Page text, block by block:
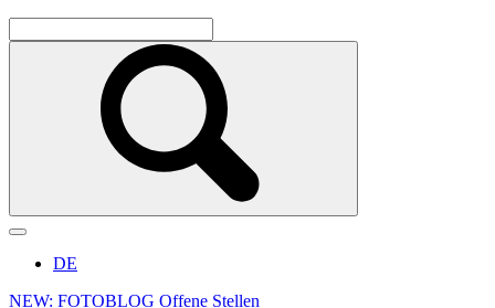
DE
NEW: FOTOBLOG Offene Stellen